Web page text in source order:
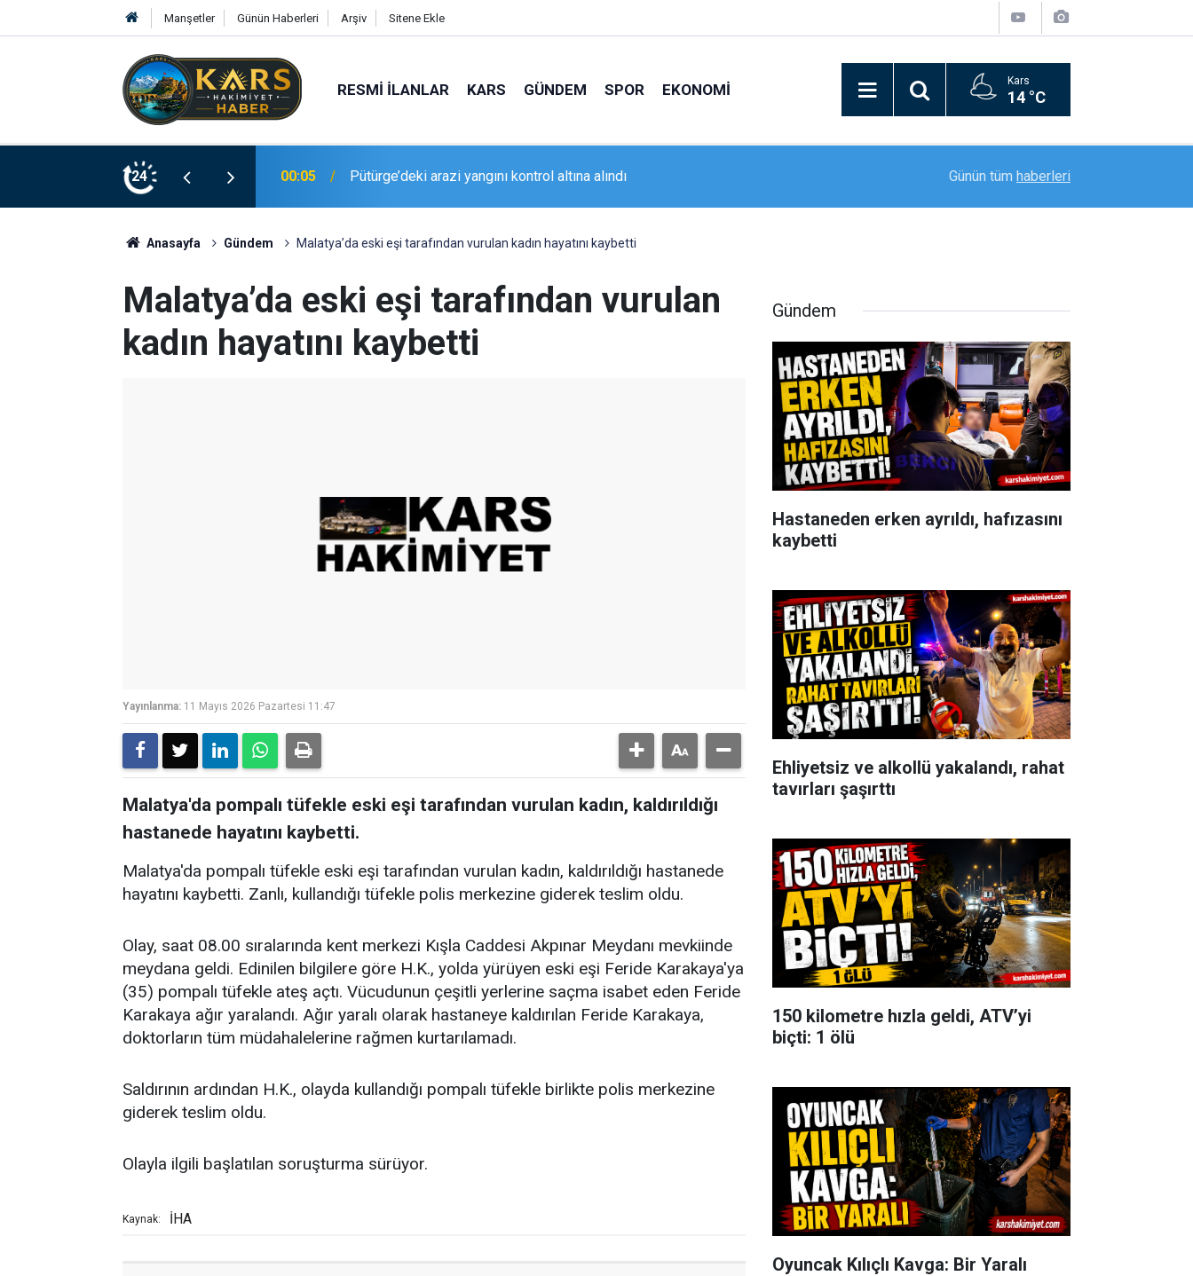
Manşetler Günün Haberleri Arşiv Sitene Ekle
RESMI İLANLAR KARS GÜNDEM SPOR EKONOMI Kars
14 °C
24 23:20 Elazığ’da geniş kapsamlı asayiş uygulaması "Mameki Fest" Tunceli’de coşkuyla başladı
Günün tüm haberleri
Anasayfa Gündem Malatya’da eski eşi tarafından vurulan kadın hayatını kaybetti
Malatya’da eski eşi tarafından vurulan
kadın hayatını kaybetti
Yayınlanma: 11 Mayıs 2026 Pazartesi 11:47
Malatya'da pompalı tüfekle eski eşi tarafından vurulan kadın, kaldırıldığı
hastanede hayatını kaybetti.
Malatya'da pompalı tüfekle eski eşi tarafından vurulan kadın, kaldırıldığı hastanede
hayatını kaybetti. Zanlı, kullandığı tüfekle polis merkezine giderek teslim oldu.
Olay, saat 08.00 sıralarında kent merkezi Kışla Caddesi Akpınar Meydanı mevkiinde
meydana geldi. Edinilen bilgilere göre H.K., yolda yürüyen eski eşi Feride Karakaya'ya
(35) pompalı tüfekle ateş açtı. Vücudunun çeşitli yerlerine saçma isabet eden Feride
Karakaya ağır yaralandı. Ağır yaralı olarak hastaneye kaldırılan Feride Karakaya,
doktorların tüm müdahalelerine rağmen kurtarılamadı.
Saldırının ardından H.K., olayda kullandığı pompalı tüfekle birlikte polis merkezine
giderek teslim oldu.
Olayla ilgili başlatılan soruşturma sürüyor.
Kaynak: İHA
Gündem
Hastaneden erken ayrıldı, hafızasını
kaybetti
Ehliyetsiz ve alkollü yakalandı, rahat
tavırları şaşırttı
150 kilometre hızla geldi, ATV’yi
biçti: 1 ölü
Oyuncak Kılıçlı Kavga: Bir Yaralı